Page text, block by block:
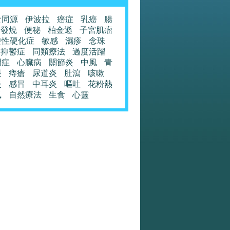
源 伊波拉 癌症 乳癌
腸
發燒
便秘 柏金遜
子宮肌瘤
硬化症
敏感 濕疹
念珠
抑鬱症
同類療法
過度活躍
心臟病 關節炎 中風
青
痔瘡 尿道炎 肚瀉
咳嗽
感冒 中耳炎 嘔吐
花粉熱
自然療法 生食 心靈